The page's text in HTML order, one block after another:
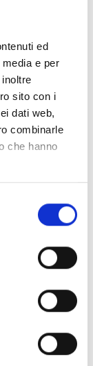
ed
e per
sito con i
dati web,
combinarle
che hanno